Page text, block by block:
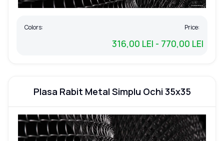
Colors: Price:
316,00 LEI - 770,00 LEI
Plasa Rabit Metal Simplu Ochi 35x35